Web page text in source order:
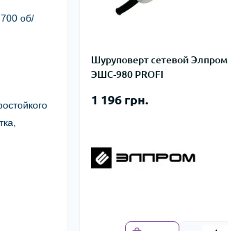
Шуруповерт сетевой Элпром
ЭШС-980 PROFI
1 196 грн.
700 об/